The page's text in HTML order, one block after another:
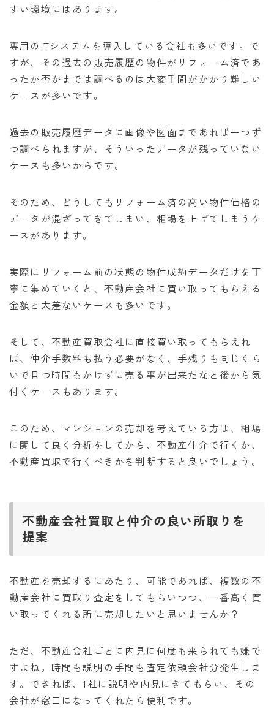
すい環境にはあります。
専用のITシステムを導入している会社も多いです。で
すが、その過去の販売履歴の物件がリフォーム済であ
ったか否かまでは調べるのは大変手間がかかり難しい
ケースが多いです。
過去の販売履歴データに画像や図面まであれば一つず
つ調べられますが、そういったデータが残っていない
ケースも多いからです。
そのため、どうしてもリフォーム済の高い物件価格の
データが混ざってきてしまい、相場を上げてしまうケ
ースがあります。
実際にリフォーム前の状態の物件成約データだけを丁
寧に集めていくと、不動産会社に買い取ってもらえる
金額と大差ないケースも多いです。
そして、不動産買取会社に直接買い取ってもらえれ
ば、仲介手数料も払う必要がなく、手残りも同じくら
いで且つ時間もかけずに売る事が出来たなと後から気
付くケースもあります。
このため、マンションの売却を考えている方は、相場
に関して良く分析をしてから、不動産仲介で行くか、
不動産買取で行くべきかを判断すると良いでしょう。
不動産会社買取と仲介の良い所取りを
提案
不動産を売却するにあたり、可能であれば、複数の不
動産会社に買取り査定をしてもらいつつ、一番高く買
い取ってくれる所に売却したいと思いませんか？
ただ、不動産会社ごとに内見に何度も来られても嫌で
すよね。時間も説明の手間も査定依頼会社分発生しま
す。できれば、1社に説明や内見にきてもらい、その
会社が窓口になってくれたら便利です。